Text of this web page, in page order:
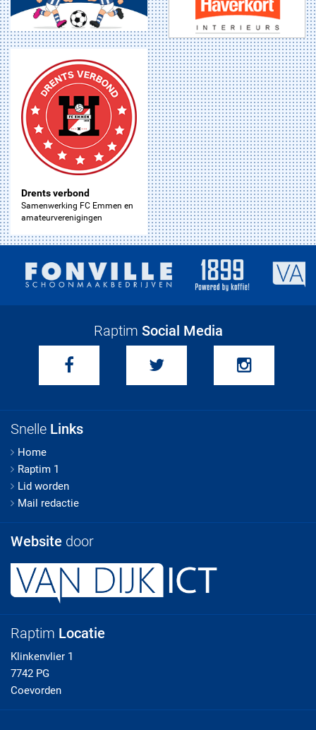
Drents verbond
Samenwerking FC Emmen en
amateurverenigingen
Raptim Social Media
Snelle Links
Home
Raptim 1
Lid worden
Mail redactie
Website door
Raptim Locatie
Klinkenvlier 1
7742 PG
Coevorden